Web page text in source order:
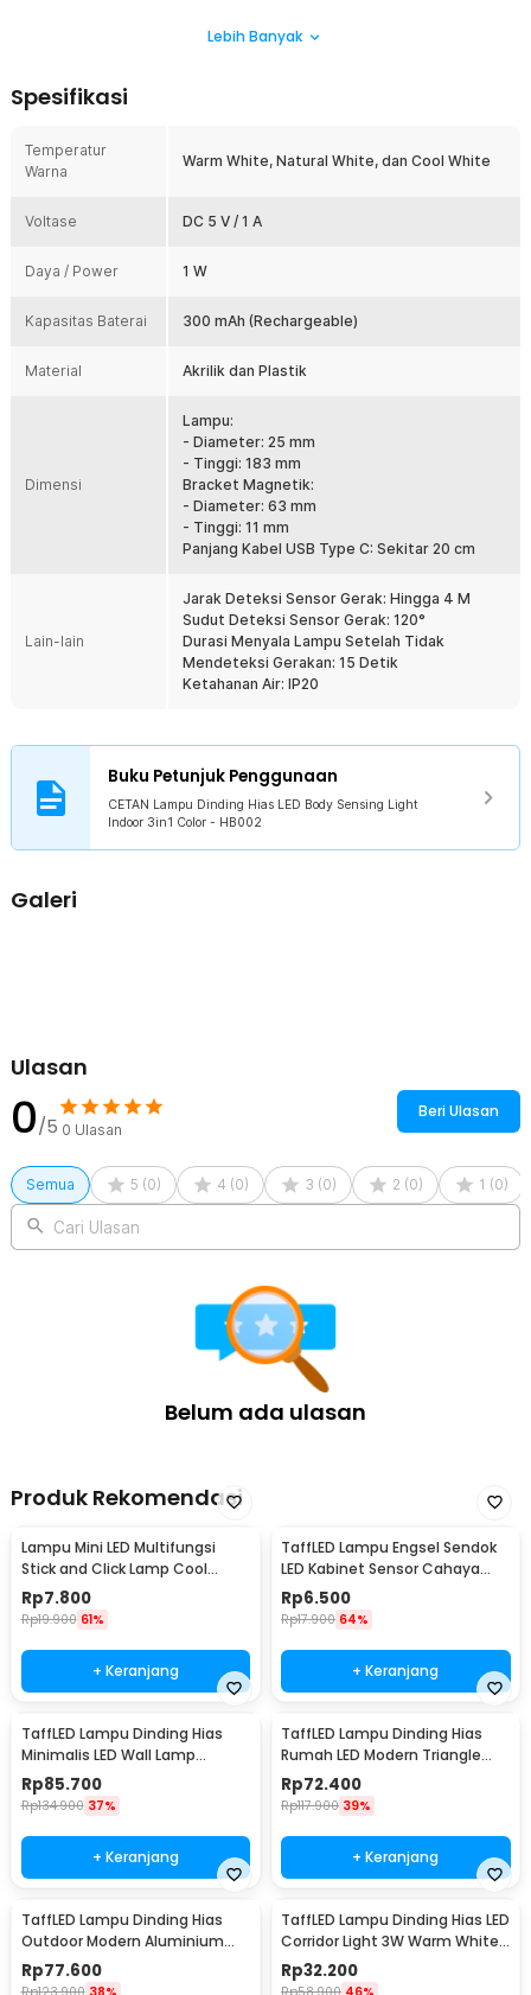
Ingin suasana rumah terlihat lebih elegan? Lampu dinding dari
memancarkan kesan premium. Perpaduan bentuk minimalis dan
warna netral membuatnya mudah dipadukan dengan berbagai
Sensor Gerak Teknologi Terkini
lampu LED dengan praktis lewat sensor gerak yang canggih.
Mendeteksi gerakan hingga jarak 4 M dengan sudut 120°. Ideal
menyala hanya saat dibutuhkan lebih efisien dan hemat energi.
memberikan sentuhan berkelas pada sebuah lampu, membuat
tampilannya semakin elegan.
Kelengkapan Produk
Rincian yang Anda dapatkan untuk pembelian produk ini:
1 x CETAN Lampu Dinding Hias LED Body Sensing Light Indoor
1 x Kabel USB Type C
1 x Panduan Penggunaan
Lebih Banyak
Spesifikasi
Temperatur
Warna
Warm White, Natural White, dan Cool White
Voltase DC 5 V / 1 A
Daya / Power 1 W
Kapasitas Baterai 300 mAh (Rechargeable)
Material Akrilik dan Plastik
Dimensi
Lampu:
- Diameter: 25 mm
- Tinggi: 183 mm
Bracket Magnetik:
- Diameter: 63 mm
- Tinggi: 11 mm
Panjang Kabel USB Type C: Sekitar 20 cm
Lain-lain
Jarak Deteksi Sensor Gerak: Hingga 4 M
Sudut Deteksi Sensor Gerak: 120°
Durasi Menyala Lampu Setelah Tidak
Mendeteksi Gerakan: 15 Detik
Ketahanan Air: IP20
Buku Petunjuk Penggunaan
CETAN Lampu Dinding Hias LED Body Sensing Light
Indoor 3in1 Color - HB002
Galeri
Ulasan
0/5 0 Ulasan
Beri Ulasan
Semua 5 (0) 4 (0) 3 (0) 2 (0) 1 (0)
Cari Ulasan
Belum ada ulasan
Produk Rekomendasi
Lampu Mini LED Multifungsi
Stick and Click Lamp Cool
White 6.5cm - LL003
Rp7.800
Rp19.900 61%
+ Keranjang
TaffLED Lampu Engsel Sendok
LED Kabinet Sensor Cahaya
Cool White 12V - XYD
Rp6.500
Rp17.900 64%
+ Keranjang
TaffLED Lampu Dinding Hias
Minimalis LED Wall Lamp
Aluminium 12W Warm White -
B1001
Rp85.700
Rp134.900 37%
+ Keranjang
TaffLED Lampu Dinding Hias
Rumah LED Modern Triangle
Aluminium 3W - ABD-3W-SJX
Rp72.400
Rp117.900 39%
+ Keranjang
TaffLED Lampu Dinding Hias
Outdoor Modern Aluminium
6W Warm White - MSL021
Rp77.600
TaffLED Lampu Dinding Hias LED
Corridor Light 3W Warm White
3000K - F0011
Rp32.200